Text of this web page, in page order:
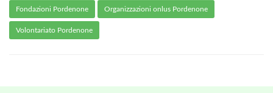
Fondazioni Pordenone Organizzazioni onlus Pordenone
Volontariato Pordenone